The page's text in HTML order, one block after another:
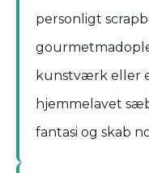
personligt
kunstværk eller
hjemmelavet
fantasi og skab